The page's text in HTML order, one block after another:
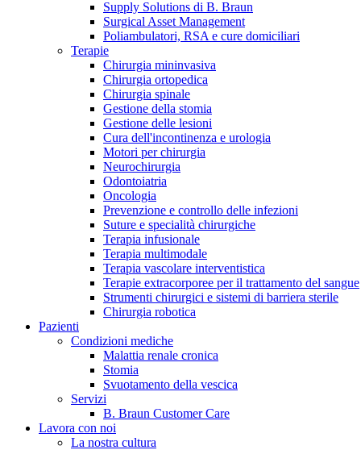
Campione stomia o cateteri
Richiedi gratuitamente un campione al nostro Customer Care,
Trova la tua opportunità di lavoro!
Scopri le opportunità di carriera del Gruppo B. Braun. Visita
Supply Solutions di B. Braun
Surgical Asset Management
Poliambulatori, RSA e cure domiciliari
Terapie
Chirurgia mininvasiva
Chirurgia ortopedica
Chirurgia spinale
Gestione della stomia
Gestione delle lesioni
Cura dell'incontinenza e urologia
Motori per chirurgia
Neurochirurgia
Odontoiatria
Oncologia
Prevenzione e controllo delle infezioni
Suture e specialità chirurgiche
Terapia infusionale
Terapia multimodale
Terapia vascolare interventistica
Terapie extracorporee per il trattamento del sangue
Strumenti chirurgici e sistemi di barriera sterile
Chirurgia robotica
Pazienti
Condizioni mediche
Malattia renale cronica
Stomia
Svuotamento della vescica
Servizi
B. Braun Customer Care
Lavora con noi
La nostra cultura